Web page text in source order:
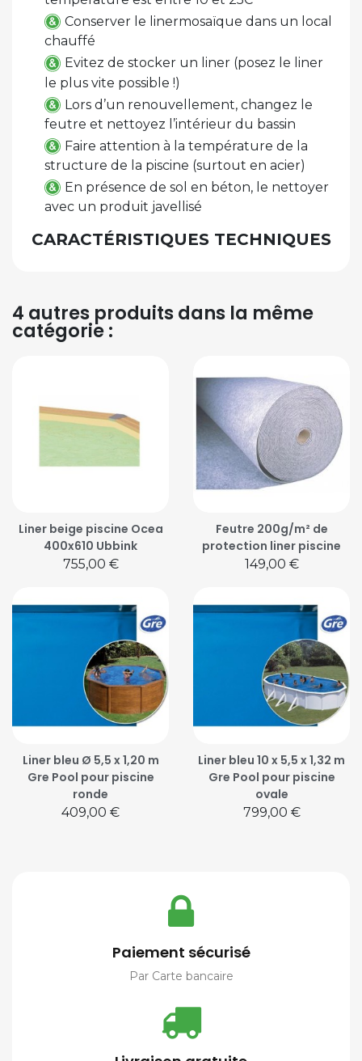
Conserver le linermosaïque dans un local
chauffé
Evitez de stocker un liner (posez le liner
le plus vite possible !)
Lors d’un renouvellement, changez le
feutre et nettoyez l’intérieur du bassin
Faire attention à la température de la
structure de la piscine (surtout en acier)
En présence de sol en béton, le nettoyer
avec un produit javellisé
CARACTÉRISTIQUES TECHNIQUES
4 autres produits dans la même
catégorie :
Liner beige piscine Ocea
400x610 Ubbink
Prix
755,00 €
Feutre 200g/m² de
protection liner piscine
Prix
149,00 €
Liner bleu Ø 5,5 x 1,20 m
Gre Pool pour piscine
ronde
Prix
409,00 €
Liner bleu 10 x 5,5 x 1,32 m
Gre Pool pour piscine
ovale
Prix
799,00 €
Paiement sécurisé
Par Carte bancaire